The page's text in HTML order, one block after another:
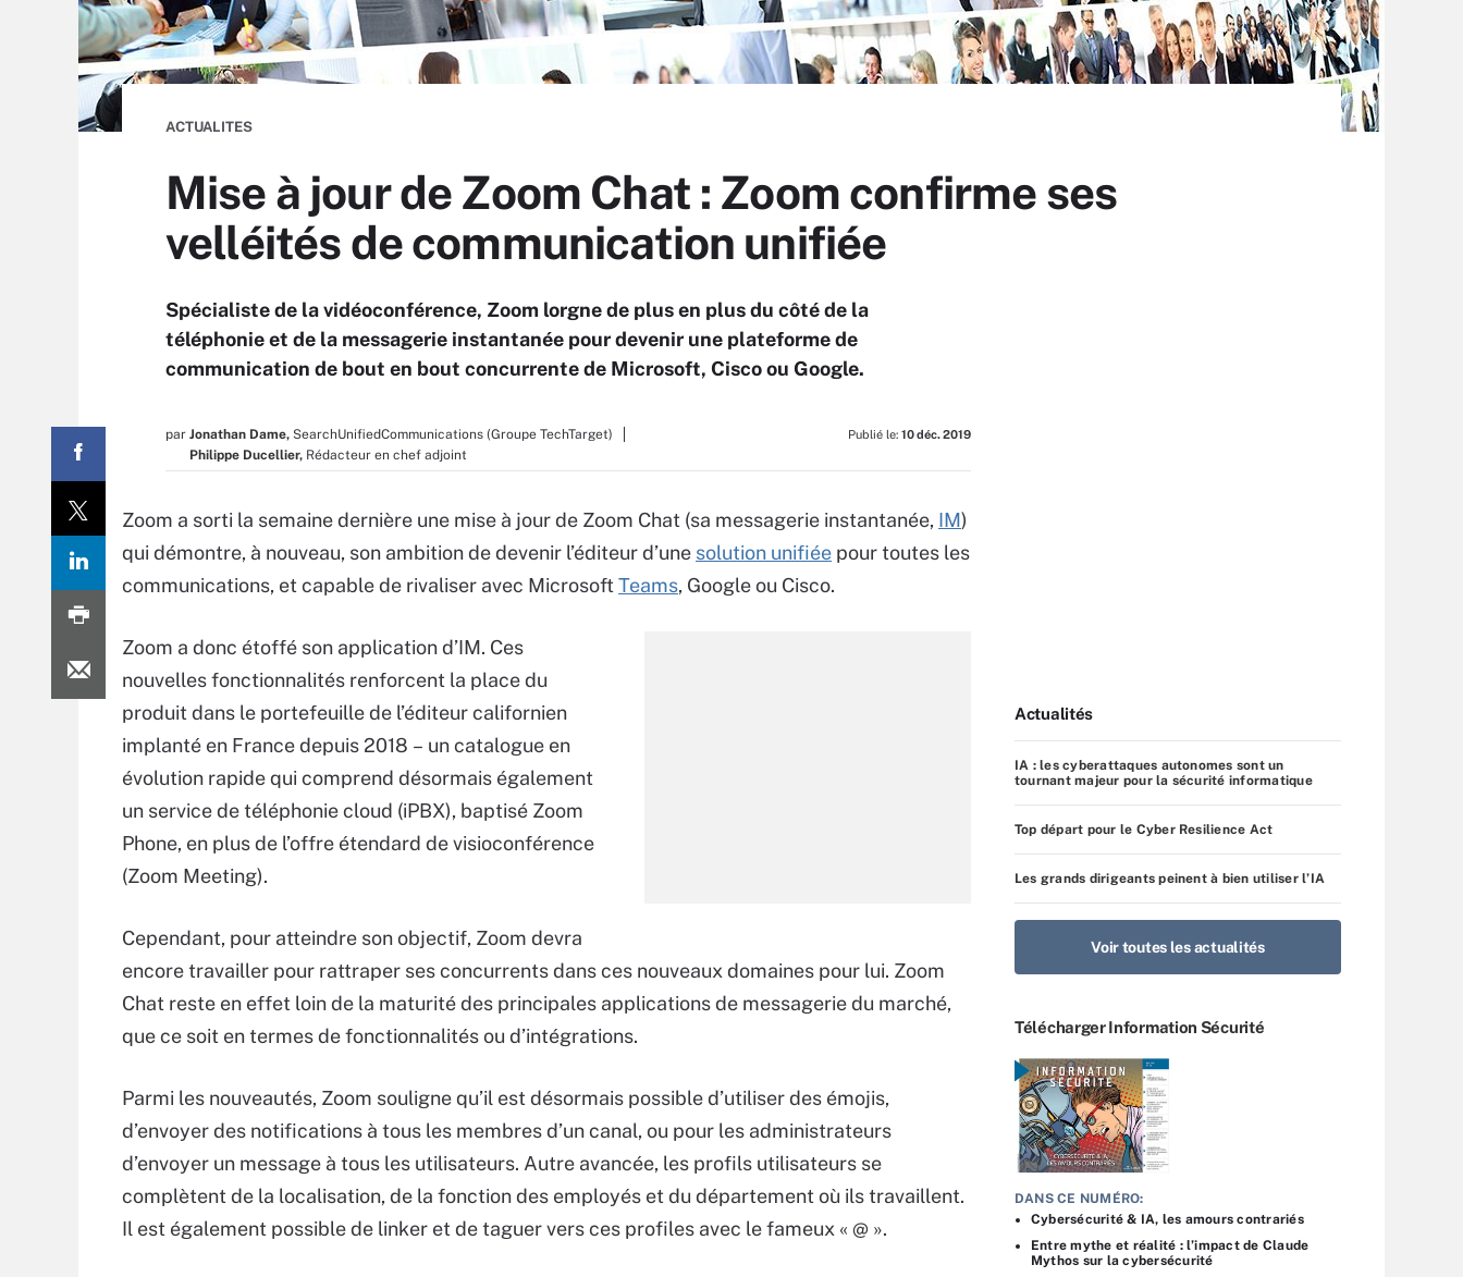
ACTUALITES
Mise à jour de Zoom Chat : Zoom confirme ses
velléités de communication unifiée
Spécialiste de la vidéoconférence, Zoom lorgne de plus en plus du côté de la
téléphonie et de la messagerie instantanée pour devenir une plateforme de
communication de bout en bout concurrente de Microsoft, Cisco ou Google.
par Jonathan Dame, SearchUnifiedCommunications (Groupe TechTarget)
Philippe Ducellier, Rédacteur en chef adjoint
Publié le: 10 déc. 2019
Zoom a sorti la semaine dernière une mise à jour de Zoom Chat (sa messagerie instantanée, IM)
qui démontre, à nouveau, son ambition de devenir l’éditeur d’une solution unifiée pour toutes les
communications, et capable de rivaliser avec Microsoft Teams, Google ou Cisco.
Zoom a donc étoffé son application d’IM. Ces
nouvelles fonctionnalités renforcent la place du
produit dans le portefeuille de l’éditeur californien
implanté en France depuis 2018 – un catalogue en
évolution rapide qui comprend désormais également
un service de téléphonie cloud (iPBX), baptisé Zoom
Phone, en plus de l’offre étendard de visioconférence
(Zoom Meeting).
Cependant, pour atteindre son objectif, Zoom devra
encore travailler pour rattraper ses concurrents dans ces nouveaux domaines pour lui. Zoom
Chat reste en effet loin de la maturité des principales applications de messagerie du marché,
que ce soit en termes de fonctionnalités ou d’intégrations.
Parmi les nouveautés, Zoom souligne qu’il est désormais possible d’utiliser des émojis,
d’envoyer des notifications à tous les membres d’un canal, ou pour les administrateurs
d’envoyer un message à tous les utilisateurs. Autre avancée, les profils utilisateurs se
complètent de la localisation, de la fonction des employés et du département où ils travaillent.
Il est également possible de linker et de taguer vers ces profiles avec le fameux « @ ».
Actualités
IA : les cyberattaques autonomes sont un
tournant majeur pour la sécurité informatique
Top départ pour le Cyber Resilience Act
Les grands dirigeants peinent à bien utiliser l’IA
Voir toutes les actualités
Télécharger Information Sécurité
DANS CE NUMÉRO:
Cybersécurité & IA, les amours contrariés
Entre mythe et réalité : l’impact de Claude
Mythos sur la cybersécurité